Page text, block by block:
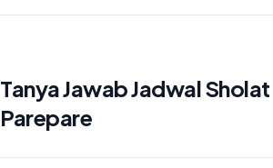
Tanya Jawab Jadwal Sholat
Parepare